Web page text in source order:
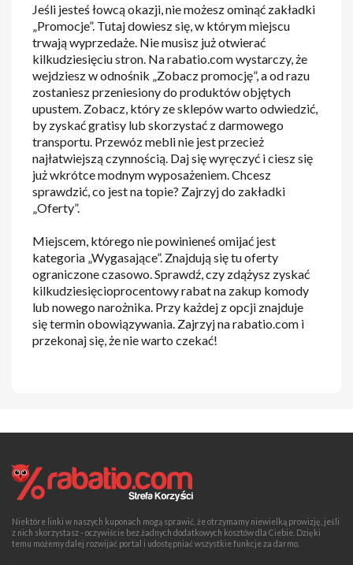
Jeśli jesteś łowcą okazji, nie możesz ominąć zakładki
„Promocje”. Tutaj dowiesz się, w którym miejscu
trwają wyprzedaże. Nie musisz już otwierać
kilkudziesięciu stron. Na rabatio.com wystarczy, że
wejdziesz w odnośnik „Zobacz promocję”, a od razu
zostaniesz przeniesiony do produktów objętych
upustem. Zobacz, który ze sklepów warto odwiedzić,
by zyskać gratisy lub skorzystać z darmowego
transportu. Przewóz mebli nie jest przecież
najłatwiejszą czynnością. Daj się wyręczyć i ciesz się
już wkrótce modnym wyposażeniem. Chcesz
sprawdzić, co jest na topie? Zajrzyj do zakładki
„Oferty”.
Miejscem, którego nie powinieneś omijać jest
kategoria „Wygasające”. Znajdują się tu oferty
ograniczone czasowo. Sprawdź, czy zdążysz zyskać
kilkudziesięcioprocentowy rabat na zakup komody
lub nowego narożnika. Przy każdej z opcji znajduje
się termin obowiązywania. Zajrzyj na rabatio.com i
przekonaj się, że nie warto czekać!
Niektóre linki w naszych kuponach mogą sprawić, że otrzymamy niewielką prowizję, jeśli
z nich skorzystasz - oczywiście bez żadnych dodatkowych kosztów dla Ciebie. Dzięki
temu możemy dalej rozwijać portal i udostępniać wszystkie funkcje za darmo.